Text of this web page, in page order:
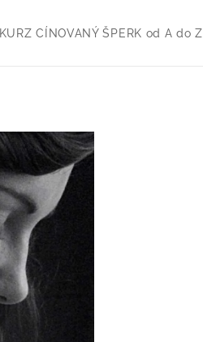
KURZ CÍNOVANÝ ŠPERK od A do Z